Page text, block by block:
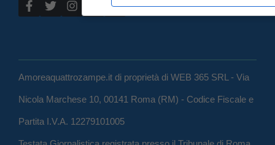
Amoreaquattrozampe.it di proprietà di WEB 365 SRL - Via
Nicola Marchese 10, 00141 Roma (RM) - Codice Fiscale e
Partita I.V.A. 12279101005